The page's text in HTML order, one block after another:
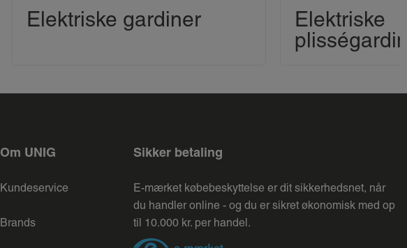
Elektriske gardiner
Elektriske
Om UNIG
Kundeservice
Brands
Sikker betaling
E-mærket købebeskyttelse er dit sikkerhedsnet, når
du handler online - og du er sikret økonomisk med op
til 10.000 kr. per handel.